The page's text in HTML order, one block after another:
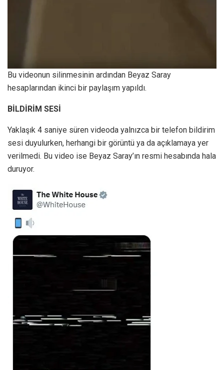
Bu videonun silinmesinin ardından Beyaz Saray
hesaplarından ikinci bir paylaşım yapıldı.
BİLDİRİM SESİ
Yaklaşık 4 saniye süren videoda yalnızca bir telefon bildirim
sesi duyulurken, herhangi bir görüntü ya da açıklamaya yer
verilmedi. Bu video ise Beyaz Saray’ın resmi hesabında hala
duruyor.